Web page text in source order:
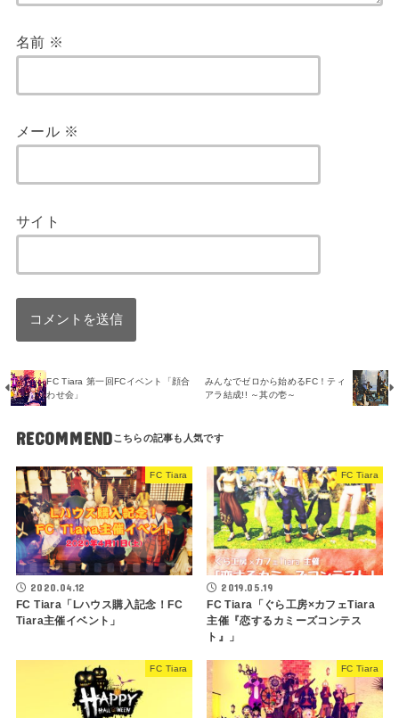
名前 ※
メール ※
サイト
FC Tiara 第一回FCイベント「顔合
わせ会」
みんなでゼロから始めるFC！ティ
アラ結成!! ～其の壱～
RECOMMEND
FC Tiara
2020.04.12
FC Tiara「Lハウス購入記念！FC
Tiara主催イベント」
FC Tiara
2019.05.19
FC Tiara「ぐら工房×カフェTiara
主催『恋するカミーズコンテス
ト』」
FC Tiara FC Tiara